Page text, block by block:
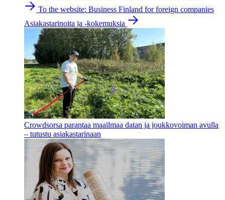
To the website: Business Finland for foreign companies
Asiakastarinoita ja -kokemuksia
Crowdsorsa parantaa maailmaa datan ja joukkovoiman avulla
– tutustu asiakastarinaan